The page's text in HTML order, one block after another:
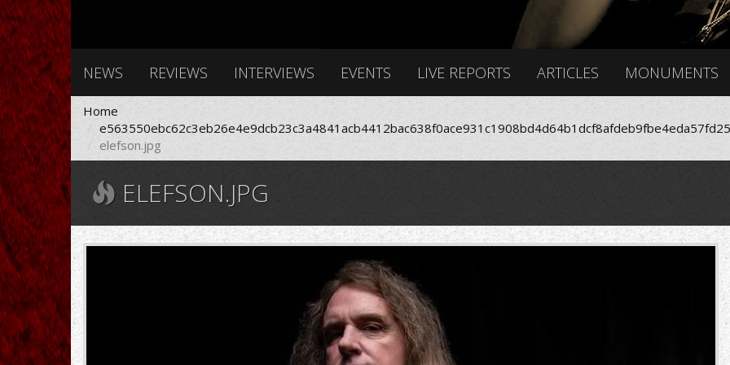
NEWS REVIEWS INTERVIEWS EVENTS LIVE REPORTS ARTICLES MONUMENTS
Home
elefson.jpg
ELEFSON.JPG